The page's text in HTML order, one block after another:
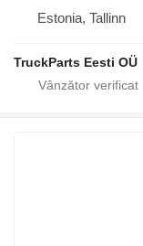
Estonia, Tallinn
TruckParts Eesti OÜ